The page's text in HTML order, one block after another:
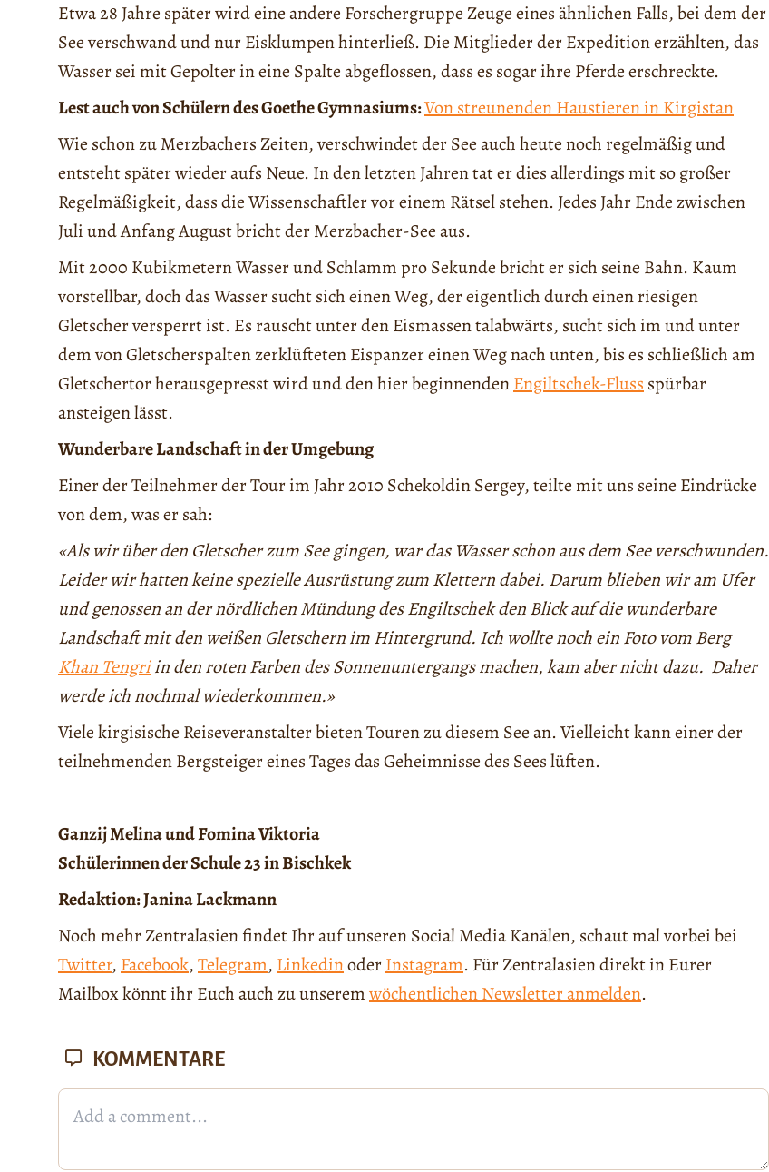
Etwa 28 Jahre später wird eine andere Forschergruppe Zeuge eines ähnlichen Falls, bei dem der
See verschwand und nur Eisklumpen hinterließ. Die Mitglieder der Expedition erzählten, das
Wasser sei mit Gepolter in eine Spalte abgeflossen, dass es sogar ihre Pferde erschreckte.
Lest auch von Schülern des Goethe Gymnasiums:Von streunenden Haustieren in Kirgistan
Wie schon zu Merzbachers Zeiten, verschwindet der See auch heute noch regelmäßig und
entsteht später wieder aufs Neue. In den letzten Jahren tat er dies allerdings mit so großer
Regelmäßigkeit, dass die Wissenschaftler vor einem Rätsel stehen. Jedes Jahr Ende zwischen
Juli und Anfang August bricht der Merzbacher-See aus.
Mit 2000 Kubikmetern Wasser und Schlamm pro Sekunde bricht er sich seine Bahn. Kaum
vorstellbar, doch das Wasser sucht sich einen Weg, der eigentlich durch einen riesigen
Gletscher versperrt ist. Es rauscht unter den Eismassen talabwärts, sucht sich im und unter
dem von Gletscherspalten zerklüfteten Eispanzer einen Weg nach unten, bis es schließlich am
Gletschertor herausgepresst wird und den hier beginnendenEngiltschek-Fluss spürbar
ansteigen lässt.
Wunderbare Landschaft in der Umgebung
Einer der Teilnehmer der Tour im Jahr 2010 Schekoldin Sergey, teilte mit uns seine Eindrücke
von dem, was er sah:
«Als wir über den Gletscher zum See gingen, war das Wasser schon aus dem See verschwunden.
Leider wir hatten keine spezielle Ausrüstung zum Klettern dabei. Darum blieben wir am Ufer
und genossen an der nördlichen Mündung des Engiltschek den Blick auf die wunderbare
Landschaft mit den weißen Gletschern im Hintergrund. Ich wollte noch ein Foto vom Berg
Khan Tengriin den roten Farben des Sonnenuntergangs machen, kam aber nicht dazu. Daher
werde ich nochmal wiederkommen.»
Viele kirgisische Reiseveranstalter bieten Touren zu diesem See an. Vielleicht kann einer der
teilnehmenden Bergsteiger eines Tages das Geheimnisse des Sees lüften.
Ganzij Melina undFomina Viktoria
Schülerinnen der Schule 23 in Bischkek
Redaktion: Janina Lackmann
Noch mehr Zentralasien findet Ihr auf unseren Social Media Kanälen, schaut mal vorbei bei
Twitter, Facebook,Telegram, LinkedinoderInstagram. Für Zentralasien direkt in Eurer
Mailbox könnt ihr Euch auch zu unseremwöchentlichen Newsletter anmelden.
KOMMENTARE